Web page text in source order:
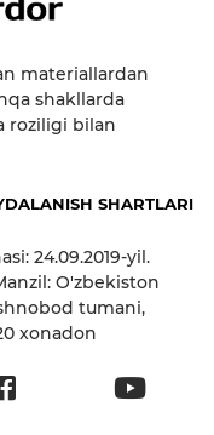
materiallardan
shakllarda
roziligi bilan
SHARTLARI
24.09.2019-yil.
O'zbekiston
tumani,
xonadon